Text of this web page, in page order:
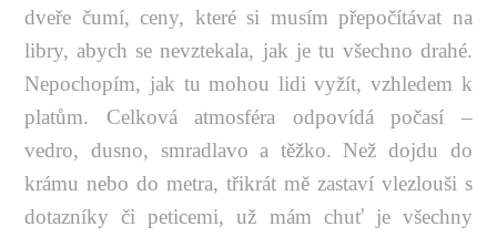
dveře čumí, ceny, které si musím přepočítávat na
libry, abych se nevztekala, jak je tu všechno drahé.
Nepochopím, jak tu mohou lidi vyžít, vzhledem k
platům. Celková atmosféra odpovídá počasí –
vedro, dusno, smradlavo a těžko. Než dojdu do
krámu nebo do metra, třikrát mě zastaví vlezlouši s
dotazníky či peticemi, už mám chuť je všechny